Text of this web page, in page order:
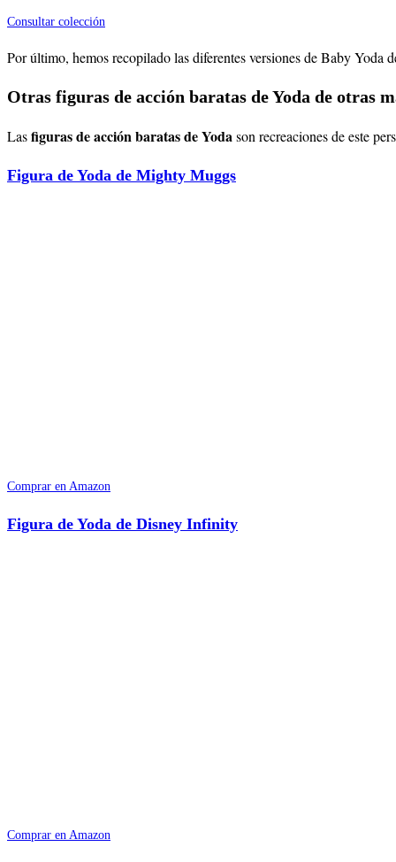
Consultar colección
Por último, hemos recopilado las diferentes versiones de Baby
Otras figuras de acción baratas de Yoda de otras
Lasfiguras de acción baratas de Yodason recreaciones de este
Figura de Yoda de Mighty Muggs
Comprar en Amazon
Figura de Yoda de Disney Infinity
Comprar en Amazon